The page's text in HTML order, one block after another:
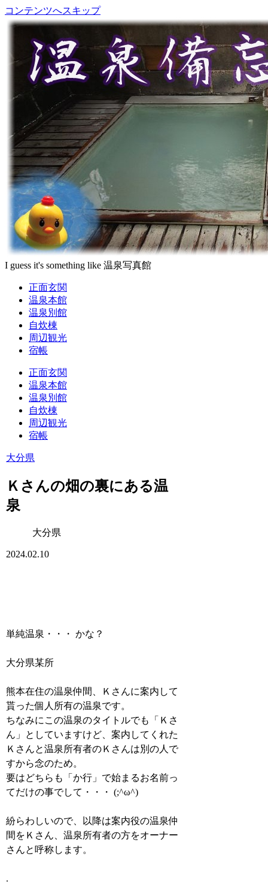
コンテンツへスキップ
I guess it's something like 温泉写真館
正面玄関
温泉本館
温泉別館
自炊棟
周辺観光
宿帳
正面玄関
温泉本館
温泉別館
自炊棟
周辺観光
宿帳
大分県
Ｋさんの畑の裏にある温
泉
大分県
2024.02.10
単純温泉・・・ かな？
大分県某所
熊本在住の温泉仲間、Ｋさんに案内して
貰った個人所有の温泉です。
ちなみにこの温泉のタイトルでも「Ｋさ
ん」としていますけど、案内してくれた
Ｋさんと温泉所有者のＫさんは別の人で
すから念のため。
要はどちらも「か行」で始まるお名前っ
てだけの事でして・・・ (;^ω^)
紛らわしいので、以降は案内役の温泉仲
間をＫさん、温泉所有者の方をオーナー
さんと呼称します。
.